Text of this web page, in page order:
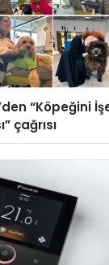
“Köpeğini
çağrısı